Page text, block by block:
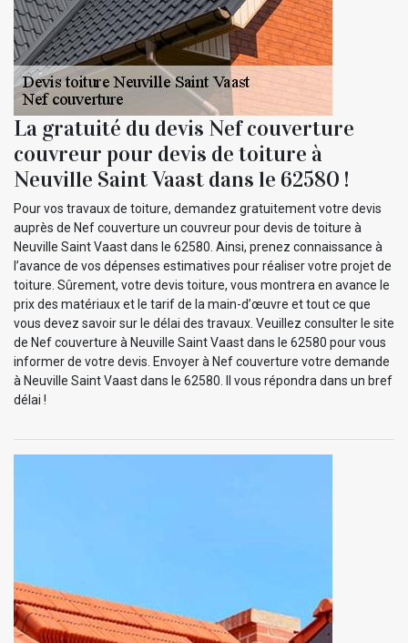
La gratuité du devis Nef couverture
couvreur pour devis de toiture à
Neuville Saint Vaast dans le 62580 !
Pour vos travaux de toiture, demandez gratuitement votre devis
auprès de Nef couverture un couvreur pour devis de toiture à
Neuville Saint Vaast dans le 62580. Ainsi, prenez connaissance à
l’avance de vos dépenses estimatives pour réaliser votre projet de
toiture. Sûrement, votre devis toiture, vous montrera en avance le
prix des matériaux et le tarif de la main-d’œuvre et tout ce que
vous devez savoir sur le délai des travaux. Veuillez consulter le site
de Nef couverture à Neuville Saint Vaast dans le 62580 pour vous
informer de votre devis. Envoyer à Nef couverture votre demande
à Neuville Saint Vaast dans le 62580. Il vous répondra dans un bref
délai !